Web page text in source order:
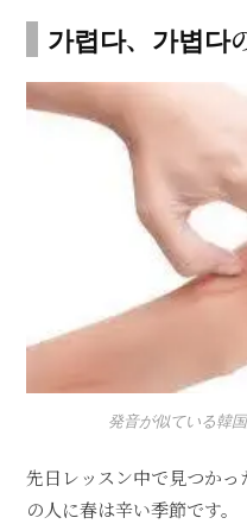
가렵다、가볍다
発音が似ている韓
先日レッスン中で見つか
の人に春は辛い季節です。